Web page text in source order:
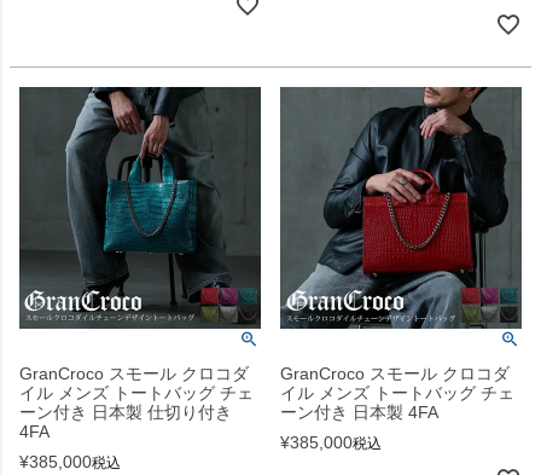
GranCroco スモール クロコダ
イル メンズ トートバッグ チェ
ーン付き 日本製 仕切り付き
4FA
¥385,000税込
GranCroco スモール クロコダ
イル メンズ トートバッグ チェ
ーン付き 日本製 4FA
¥385,000税込